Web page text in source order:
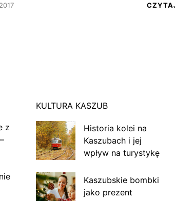
z
KULTURA KASZUB
Historia kolei na
Kaszubach i jej
wpływ na turystykę
Kaszubskie bombki
jako prezent